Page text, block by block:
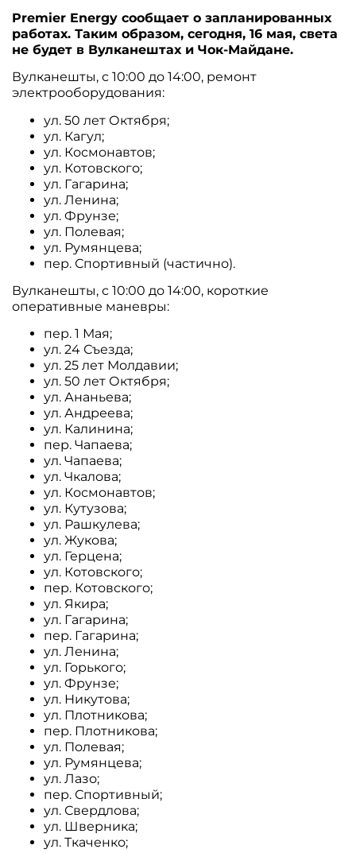
Premier Energy сообщает о запланированных
работах. Таким образом, сегодня, 16 мая, света
не будет в Вулканештах и Чок-Майдане.
Вулканешты, с 10:00 до 14:00, ремонт
электрооборудования:
ул. 50 лет Октября;
ул. Кагул;
ул. Космонавтов;
ул. Котовского;
ул. Гагарина;
ул. Ленина;
ул. Фрунзе;
ул. Полевая;
ул. Румянцева;
пер. Спортивный (частично).
Вулканешты, с 10:00 до 14:00, короткие
оперативные маневры:
пер. 1 Мая;
ул. 24 Съезда;
ул. 25 лет Молдавии;
ул. 50 лет Октября;
ул. Ананьева;
ул. Андреева;
ул. Калинина;
пер. Чапаева;
ул. Чапаева;
ул. Чкалова;
ул. Космонавтов;
ул. Кутузова;
ул. Рашкулева;
ул. Жукова;
ул. Герцена;
ул. Котовского;
пер. Котовского;
ул. Якира;
ул. Гагарина;
пер. Гагарина;
ул. Ленина;
ул. Горького;
ул. Фрунзе;
ул. Никутова;
ул. Плотникова;
пер. Плотникова;
ул. Полевая;
ул. Румянцева;
ул. Лазо;
пер. Спортивный;
ул. Свердлова;
ул. Шверника;
ул. Ткаченко;